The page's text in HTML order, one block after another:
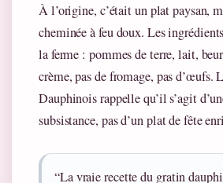
À l’origine, c’était un plat paysan,
cheminée à feu doux. Les
la ferme : pommes de terre, lait,
crème, pas de fromage, pas d’œufs.
Dauphinois rappelle qu’il s’agit
subsistance, pas d’un plat de fête
“La vraie recette du gratin